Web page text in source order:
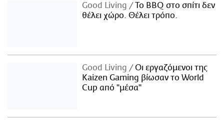
Good Living
Το BBQ στο σπίτι δεν
θέλει χώρο. Θέλει τρόπο.
Good Living
Οι εργαζόμενοι της
Kaizen Gaming βίωσαν το World
Cup από "μέσα"